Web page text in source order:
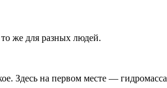
же для разных людей.
Здесь на первом месте —